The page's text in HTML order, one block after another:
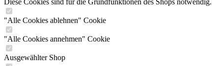
Diese Cookies sind für die Grundfunktionen des Shops notwendig.
"Alle Cookies ablehnen" Cookie
"Alle Cookies annehmen" Cookie
Ausgewählter Shop